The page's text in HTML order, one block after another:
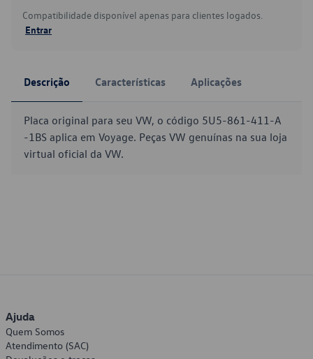
Compatibilidade disponível apenas para clientes logados.
Entrar
Descrição Características Aplicações
Placa original para seu VW, o código 5U5-861-411-A
-1BS aplica em Voyage. Peças VW genuínas na sua loja
virtual oficial da VW.
Ajuda
Quem Somos
Atendimento (SAC)